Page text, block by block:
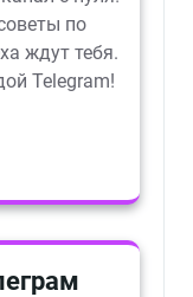
по
ждут тебя.
Telegram!